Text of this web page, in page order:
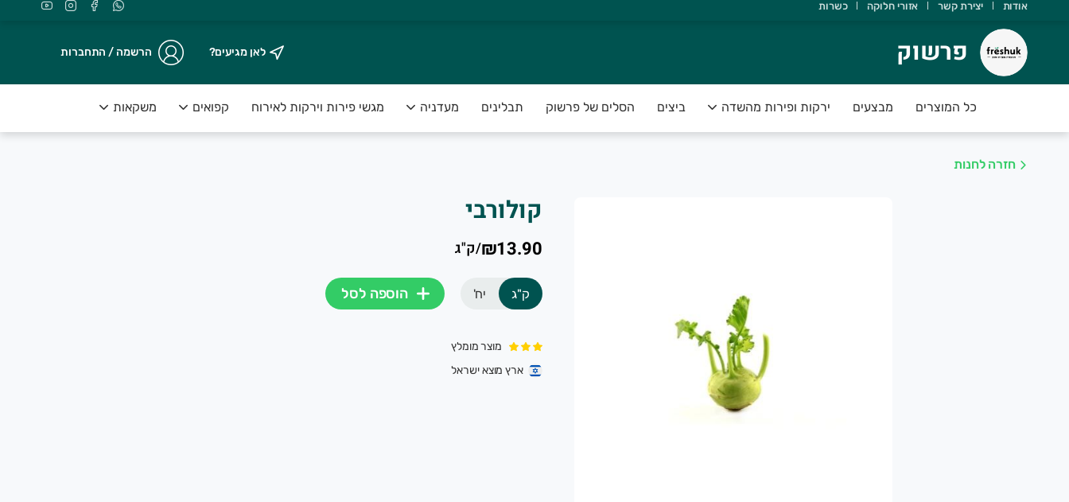
פרשוק
תודה שבחרת ב freshuk
פירות וירקות טריים ועסיסיים מחכים לכם
נשמח לעמוד לשירותכם
אודות יצירת קשר אזורי חלוקה כשרות
פרשוק לאן מגיעים? הרשמה / התחברות
כל המוצרים מבצעים ירקות ופירות מהשדה ביצים הסלים של פרשוק תבלינים מעדניה מגשי פירות וירקות לאירוח קפואים משקאות
חזרה לחנות
קולורבי
₪13.90
/ק"ג
ק"ג יח' הוספה לסל
מוצר מומלץ
ארץ מוצא ישראל